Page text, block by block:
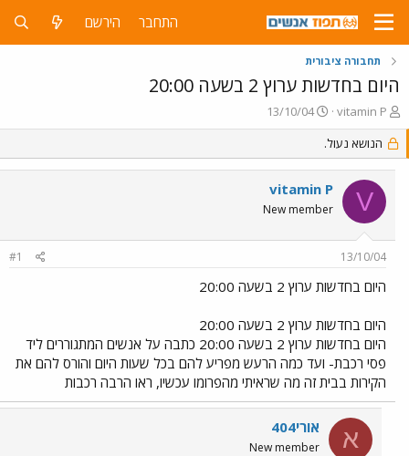
התחבר הירשם
תחבורה ציבורית
היום בחדשות ערוץ 2 בשעה 20:00
פ
ו
ת
ח
נ
ו
א
vitamin P
פ
ו
ס
ב
ת
ר
13/10/04
הנושא נעול.
V
vitamin P
New member
13/10/04
#1
היום בחדשות ערוץ 2 בשעה 20:00
היום בחדשות ערוץ 2 בשעה 20:00
היום בחדשות ערוץ 2 בשעה 20:00 כתבה על אנשים המתגוררים ליד
פסי רכבת- ועד כמה הרעש מפריע להם בכל שעות היום והורס להם את
הקירות בבית זה מה שראיתי מהפרומו עכשיו, ראו הרבה רכבות
א אורי404
New member